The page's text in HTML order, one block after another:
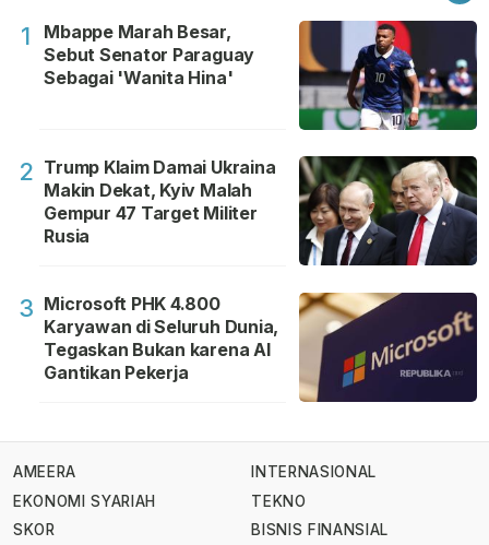
1
Mbappe Marah Besar,
Sebut Senator Paraguay
Sebagai 'Wanita Hina'
2 Trump Klaim Damai Ukraina
Makin Dekat, Kyiv Malah
Gempur 47 Target Militer
Rusia
3 Microsoft PHK 4.800
Karyawan di Seluruh Dunia,
Tegaskan Bukan karena AI
Gantikan Pekerja
AMEERA
EKONOMI SYARIAH
SKOR
INTERNASIONAL
TEKNO
BISNIS FINANSIAL